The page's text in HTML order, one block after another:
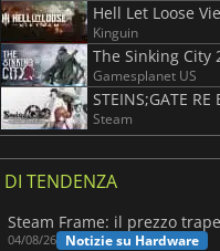
Hell Let Loose
Kinguin
The Sinking City
Gamesplanet US
STEINS;GATE RE
Steam
DI TENDENZA
04/08/26 Notizie su Hardware